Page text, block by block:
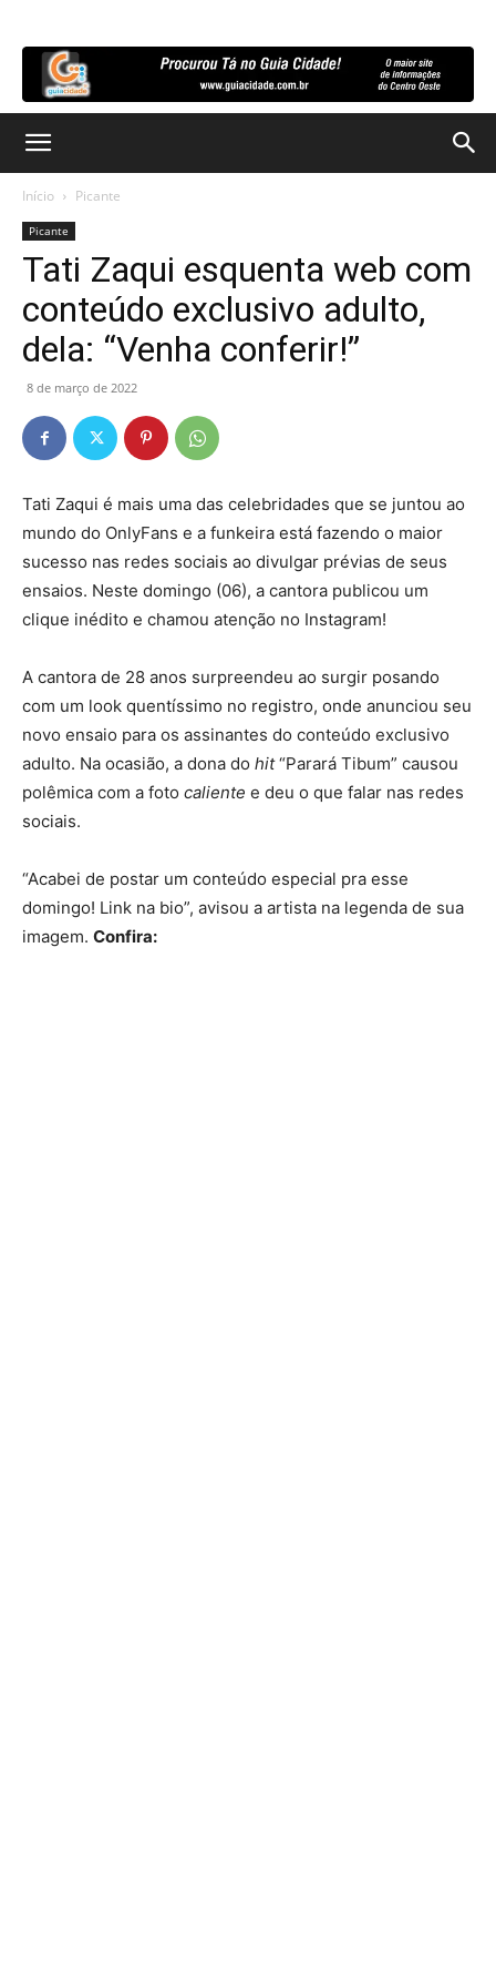
Início Picante
Picante
Tati Zaqui esquenta web com
conteúdo exclusivo adulto,
dela: “Venha conferir!”
8 de março de 2022
Tati Zaqui é mais uma das celebridades que se juntou ao
mundo do OnlyFans e a funkeira está fazendo o maior
sucesso nas redes sociais ao divulgar prévias de seus
ensaios. Neste domingo (06), a cantora publicou um
clique inédito e chamou atenção no Instagram!
A cantora de 28 anos surpreendeu ao surgir posando
com um look quentíssimo no registro, onde anunciou seu
novo ensaio para os assinantes do conteúdo exclusivo
adulto. Na ocasião, a dona do hit“Parará Tibum” causou
polêmica com a foto caliente e deu o que falar nas redes
sociais.
“Acabei de postar um conteúdo especial pra esse
domingo! Link na bio”, avisou a artista na legenda de sua
imagem. Confira: